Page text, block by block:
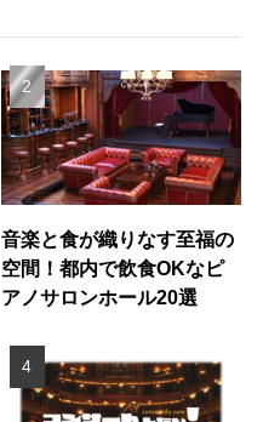
音楽と食が織りなす至福の
空間！都内で飲食OKなピ
アノサロンホール20選